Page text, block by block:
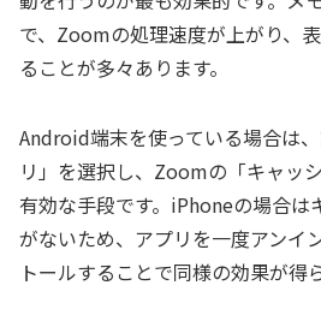
で、Zoomの処理速度が上がり、
ることが多々あります。
Android端末を使っている場合は
リ」を選択し、Zoomの「キャッ
有効な手段です。iPhoneの場合は
がないため、アプリを一度アンイ
トールすることで同様の効果が得